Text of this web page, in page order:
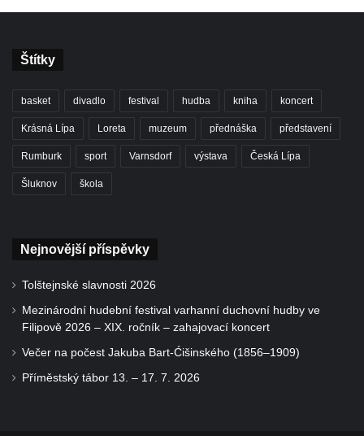
Štítky
basket divadlo festival hudba kniha koncert
Krásná Lípa Loreta muzeum přednáška představení
Rumburk sport Varnsdorf výstava Česká Lípa
Šluknov škola
Nejnovější příspěvky
Tolštejnské slavnosti 2026
Mezinárodní hudební festival varhanní duchovní hudby ve
Filipově 2026 – XIX. ročník – zahajovací koncert
Večer na počest Jakuba Bart-Ćišinského (1856–1909)
Příměstský tábor 13. – 17. 7. 2026